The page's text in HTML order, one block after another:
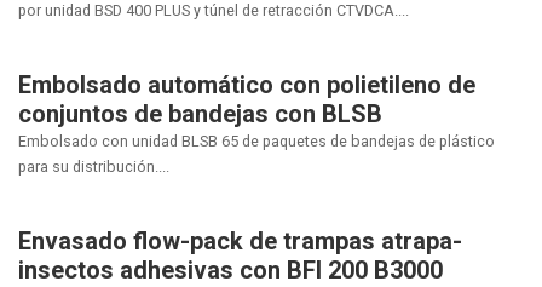
por unidad BSD 400 PLUS y túnel de retracción CTVDCA....
Embolsado automático con polietileno de
conjuntos de bandejas con BLSB
Embolsado con unidad BLSB 65 de paquetes de bandejas de plástico
para su distribución....
Envasado flow-pack de trampas atrapa-
insectos adhesivas con BFI 200 B3000